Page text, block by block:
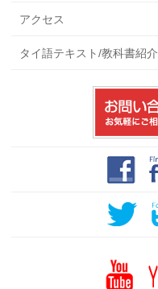
アクセス
タイ語テキスト/教科書紹介